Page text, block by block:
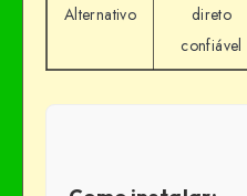
Alternativo
direto
confiável